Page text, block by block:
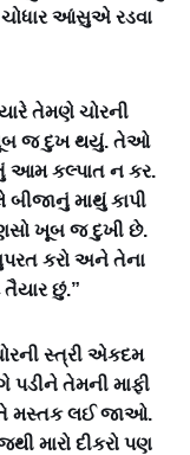
ચોધાર આંસુએ રડવા
તેમણે ચોરની
ખૂબ જ દુખ થયું. તેઓ
આમ કલ્પાત ન કર.
બીજાનું માથું કાપી
ખૂબ જ દુખી છે.
કરો અને તેના
તૈયાર છું.”
સ્ત્રી એકદમ
પડીને તેમની માફી
તે મસ્તક લઈ જાઓ.
મારો દીકરો પણ